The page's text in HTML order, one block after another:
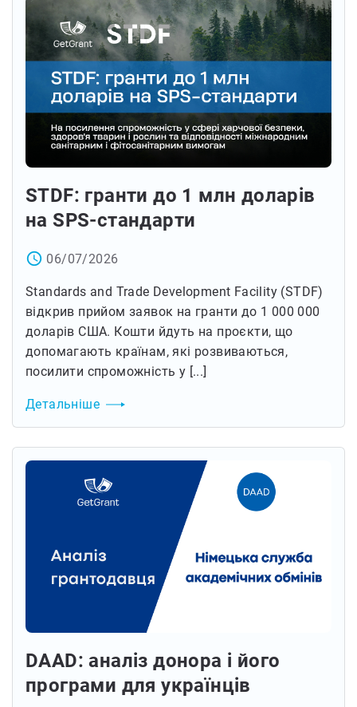
STDF: гранти до 1 млн доларів
на SPS-стандарти
access_time 06/07/2026
Standards and Trade Development Facility (STDF)
відкрив прийом заявок на гранти до 1 000 000
доларів США. Кошти йдуть на проєкти, що
допомагають країнам, які розвиваються,
посилити спроможність у [...]
Детальніше
DAAD: аналіз донора і його
програми для українців